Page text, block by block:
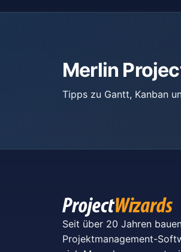
Merlin
Tipps zu Gantt, Kanban
Seit über 20 Jahren
Projektmanagement-